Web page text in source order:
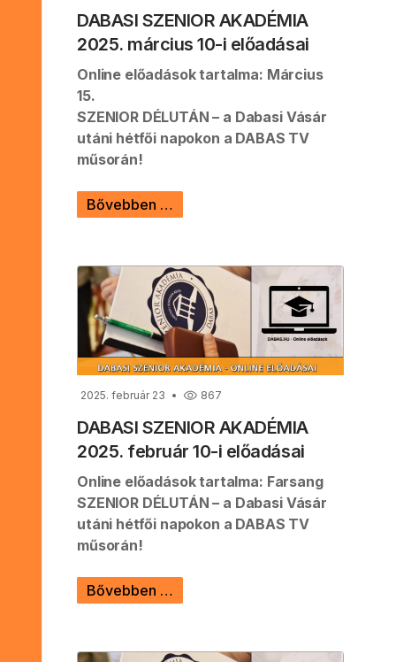
DABASI SZENIOR AKADÉMIA
2025. március 10-i előadásai
Online előadások tartalma: Március
15.
SZENIOR DÉLUTÁN – a Dabasi Vásár
utáni hétfői napokon a DABAS TV
műsorán!
Bővebben …
2025. február 23 867
DABASI SZENIOR AKADÉMIA
2025. február 10-i előadásai
Online előadások tartalma: Farsang
SZENIOR DÉLUTÁN – a Dabasi Vásár
utáni hétfői napokon a DABAS TV
műsorán!
Bővebben …